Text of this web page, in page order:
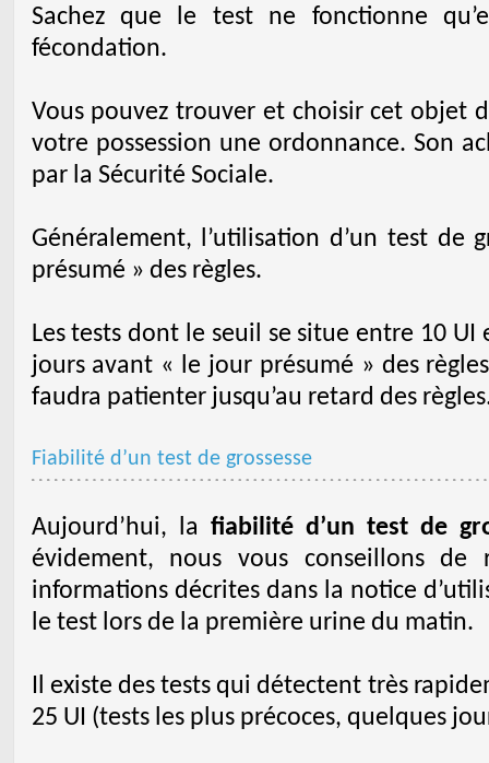
Sachez que le test ne fonctionne
fécondation.
Vous pouvez trouver et choisir cet objet
votre possession une ordonnance. Son
par la Sécurité Sociale.
Généralement, l’utilisation d’un test de
présumé » des règles.
Les tests dont le seuil se situe entre 10
jours avant « le jour présumé » des
faudra patienter jusqu’au retard des
Fiabilité d’un test de grossesse
Aujourd’hui, la fiabilité d’un test de
évidement, nous vous conseillons
informations décrites dans la notice
le test lors de la première urine du matin.
Il existe des tests qui détectent très
25 UI (tests les plus précoces, quelques